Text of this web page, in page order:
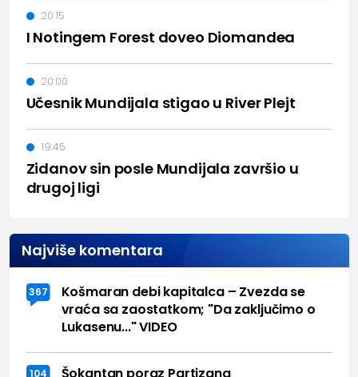
I Notingem Forest doveo Diomandea
20:15
Učesnik Mundijala stigao u River Plejt
20:00
Zidanov sin posle Mundijala završio u
drugoj ligi
19:45
Najviše komentara
367
Košmaran debi kapitalca – Zvezda se
vraća sa zaostatkom; "Da zaključimo o
Lukasenu..." VIDEO
104